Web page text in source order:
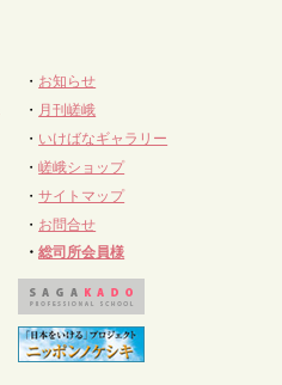
・ お知らせ
・ 月刊嵯峨
・ いけばなギャラリー
・嵯峨ショップ
・サイトマップ
・ お問合せ
・総司所会員様